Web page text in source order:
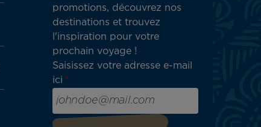
promotions, découvrez nos
destinations et trouvez
l'inspiration pour votre
prochain voyage !
Saisissez votre adresse e-mail
ici